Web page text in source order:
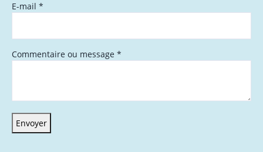
E-mail *
Commentaire ou message *
Envoyer